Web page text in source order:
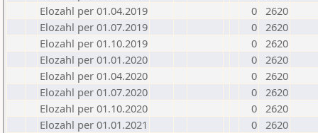
Elozahl per 01.04.2019
0 2620
Elozahl per 01.07.2019
0 2620
Elozahl per 01.10.2019
0 2620
Elozahl per 01.01.2020
0 2620
Elozahl per 01.04.2020
0 2620
Elozahl per 01.07.2020
0 2620
Elozahl per 01.10.2020
0 2620
Elozahl per 01.01.2021
0 2620